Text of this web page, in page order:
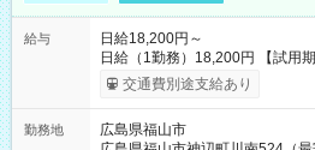
給与
日給18,200円～
日給（1勤務）18,200円 【試用期間】試用期間あり 試用期間の
長さ：3ヶ月 雇用形態、給与は
交通費別途支給あり
勤務地
広島県福山市